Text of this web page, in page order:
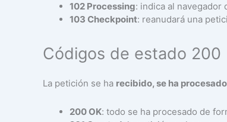
102 Processing: indica al navegador
103 Checkpoint: reanudará una
Códigos de estado 200
La petición se ha recibido, se ha
200 OK: todo se ha procesado de